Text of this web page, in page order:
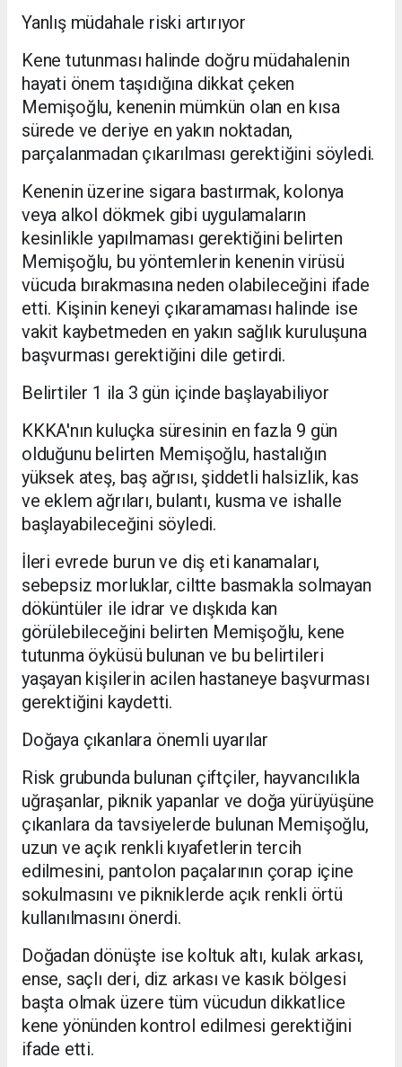
Yanlış müdahale riski artırıyor
Kene tutunması halinde doğru müdahalenin
hayati önem taşıdığına dikkat çeken
Memişoğlu, kenenin mümkün olan en kısa
sürede ve deriye en yakın noktadan,
parçalanmadan çıkarılması gerektiğini söyledi.
Kenenin üzerine sigara bastırmak, kolonya
veya alkol dökmek gibi uygulamaların
kesinlikle yapılmaması gerektiğini belirten
Memişoğlu, bu yöntemlerin kenenin virüsü
vücuda bırakmasına neden olabileceğini ifade
etti. Kişinin keneyi çıkaramaması halinde ise
vakit kaybetmeden en yakın sağlık kuruluşuna
başvurması gerektiğini dile getirdi.
Belirtiler 1 ila 3 gün içinde başlayabiliyor
KKKA'nın kuluçka süresinin en fazla 9 gün
olduğunu belirten Memişoğlu, hastalığın
yüksek ateş, baş ağrısı, şiddetli halsizlik, kas
ve eklem ağrıları, bulantı, kusma ve ishalle
başlayabileceğini söyledi.
İleri evrede burun ve diş eti kanamaları,
sebepsiz morluklar, ciltte basmakla solmayan
döküntüler ile idrar ve dışkıda kan
görülebileceğini belirten Memişoğlu, kene
tutunma öyküsü bulunan ve bu belirtileri
yaşayan kişilerin acilen hastaneye başvurması
gerektiğini kaydetti.
Doğaya çıkanlara önemli uyarılar
Risk grubunda bulunan çiftçiler, hayvancılıkla
uğraşanlar, piknik yapanlar ve doğa yürüyüşüne
çıkanlara da tavsiyelerde bulunan Memişoğlu,
uzun ve açık renkli kıyafetlerin tercih
edilmesini, pantolon paçalarının çorap içine
sokulmasını ve pikniklerde açık renkli örtü
kullanılmasını önerdi.
Doğadan dönüşte ise koltuk altı, kulak arkası,
ense, saçlı deri, diz arkası ve kasık bölgesi
başta olmak üzere tüm vücudun dikkatlice
kene yönünden kontrol edilmesi gerektiğini
ifade etti.